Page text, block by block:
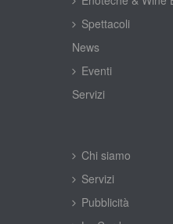
Spettacoli
New
Eventi
Servizi
Chi siamo
Servizi
Pubblicità